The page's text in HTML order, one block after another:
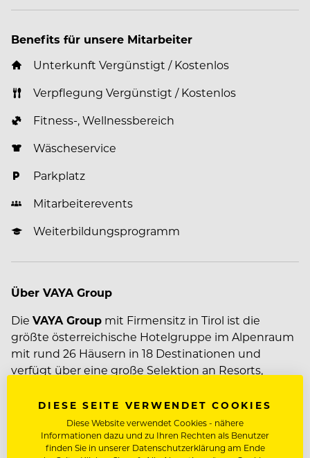
Benefits für unsere Mitarbeiter
Unterkunft Vergünstigt / Kostenlos
Verpflegung Vergünstigt / Kostenlos
Fitness-, Wellnessbereich
Wäscheservice
Parkplatz
Mitarbeiterevents
Weiterbildungsprogramm
Über VAYA Group
Die VAYA Group mit Firmensitz in Tirol ist die
größte österreichische Hotelgruppe im Alpenraum
mit rund 26 Häusern in 18 Destinationen und
verfügt über eine große Selektion an Resorts,
individuellen Betrieben in den beliebtesten
Winter- und Sommersportregionen in Tirol und
Salzburg. Der Fokus liegt auf erstklassigem Urlaubs-
und Wohnkomfort in Top-Lagen, hochwertigem
Mehr zum Unternehmen VAYA Group
DIESE SEITE VERWENDET COOKIES
Diese Website verwendet Cookies - nähere
Informationen dazu und zu Ihren Rechten als Benutzer
finden Sie in unserer Datenschutzerklärung am Ende